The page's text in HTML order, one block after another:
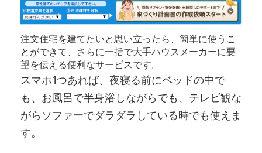
注文住宅を建てたいと思い立ったら、簡単に使うこ
とができて、さらに一括で大手ハウスメーカーに要
望を伝える便利なサービスです。
スマホ1つあれば、夜寝る前にベッドの中で
も、お風呂で半身浴しながらでも、テレビ観な
がらソファーでダラダラしている時でも使えま
す。